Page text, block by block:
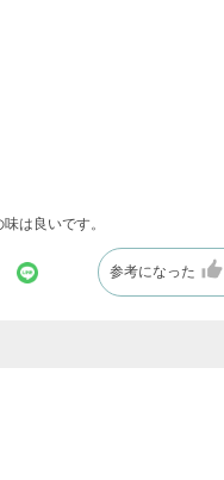
は良いです。
参考になった